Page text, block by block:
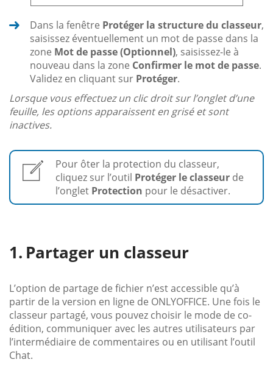
Dans la fenêtre Protéger la structure du classeur,
saisissez éventuellement un mot de passe dans la
zone Mot de passe (Optionnel), saisissez-le à
nouveau dans la zone Confirmer le mot de passe.
Validez en cliquant sur Protéger.
Lorsque vous effectuez un clic droit sur l’onglet d’une
feuille, les options apparaissent en grisé et sont
inactives.
Pour ôter la protection du classeur,
cliquez sur l’outil Protéger le classeur de
l’onglet Protection pour le désactiver.
Partager un classeur
L’option de partage de fichier n’est accessible qu’à
partir de la version en ligne de ONLYOFFICE. Une fois le
classeur partagé, vous pouvez choisir le mode de co-
édition, communiquer avec les autres utilisateurs par
l’intermédiaire de commentaires ou en utilisant l’outil
Chat.